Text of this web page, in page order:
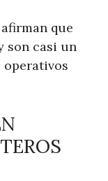
que
son casi un
operativos